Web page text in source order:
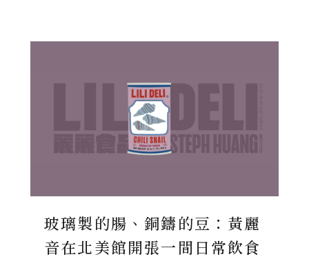
玻璃製的腸、銅鑄的豆：黃麗
音在北美館開張一間日常飲食